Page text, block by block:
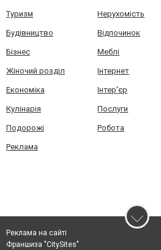
Туризм Нерухомість
Будівництво Відпочинок
Бізнес Меблі
Жіночий розділ Інтернет
Економіка Інтер'єр
Кулінарія Послуги
Подорожі Робота
Реклама
Реклама на сайті
Франшиза "CitySites"